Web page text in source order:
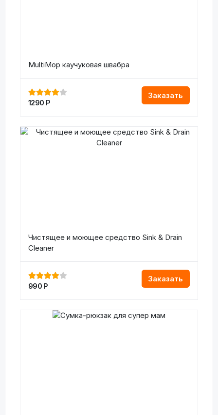
MultiMop каучуковая швабра
Заказать
1290 Р
Чистящее и моющее средство Sink & Drain
Cleaner
Заказать
990 Р